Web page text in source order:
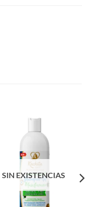
SIN EXISTENCIAS